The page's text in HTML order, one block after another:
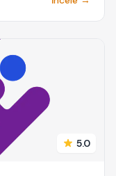
5.0